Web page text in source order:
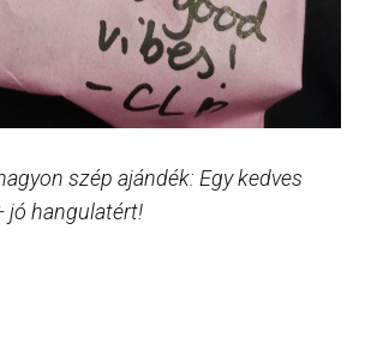
szép ajándék: Egy kedves
jó hangulatért!